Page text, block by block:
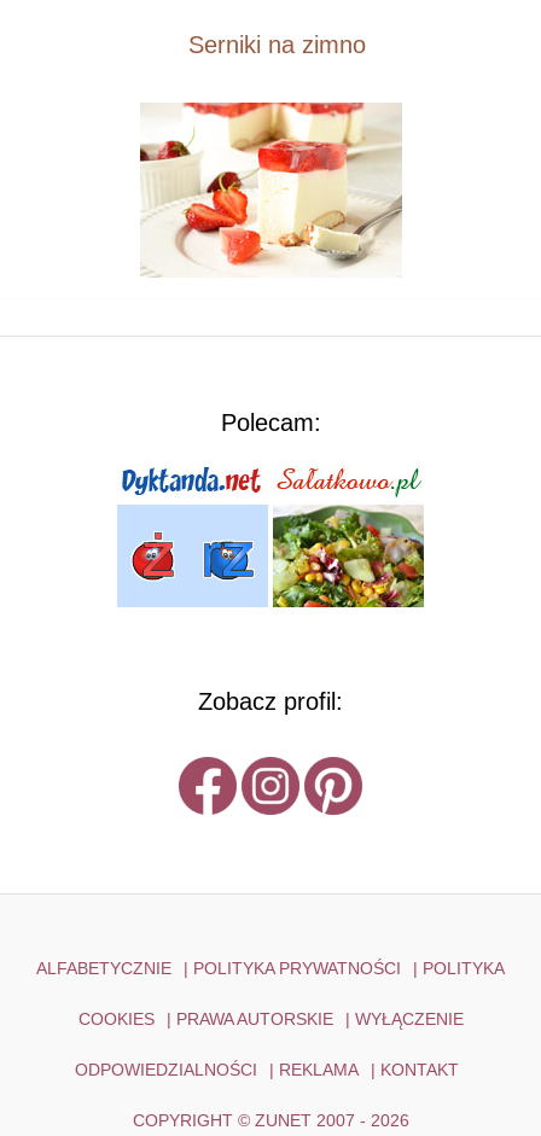
Serniki na zimno
Polecam:
Zobacz profil:
ALFABETYCZNIE | POLITYKA PRYWATNOŚCI | POLITYKA
COOKIES | PRAWA AUTORSKIE | WYŁĄCZENIE
ODPOWIEDZIALNOŚCI | REKLAMA | KONTAKT
COPYRIGHT © ZUNET 2007 - 2026